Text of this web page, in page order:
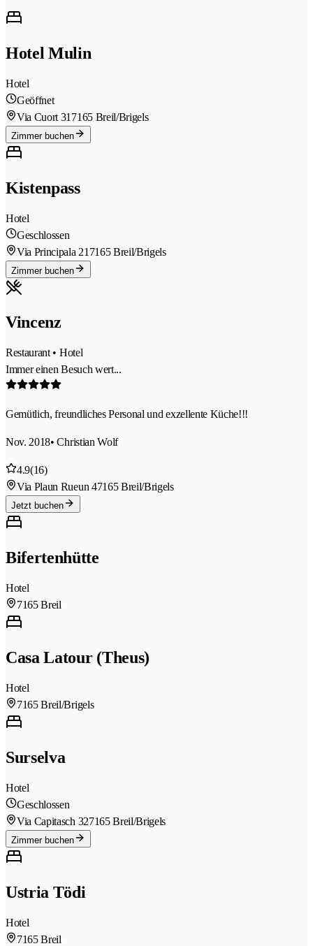
Hotel Mulin
Hotel
Geöffnet
Via Cuort 31 7165 Breil/Brigels
Zimmer buchen
Kistenpass
Hotel
Geschlossen
Via Principala 21 7165 Breil/Brigels
Zimmer buchen
Vincenz
Restaurant • Hotel
Immer einen Besuch wert...
Gemütlich, freundliches Personal und exzellente Küche!!!
Nov. 2018• Christian Wolf
4.9(16)
Via Plaun Rueun 47165 Breil/Brigels
Jetzt buchen
Bifertenhütte
Hotel
7165 Breil
Casa Latour (Theus)
Hotel
7165 Breil/Brigels
Surselva
Hotel
Geschlossen
Via Capitasch 327165 Breil/Brigels
Zimmer buchen
Ustria Tödi
Hotel
7165 Breil